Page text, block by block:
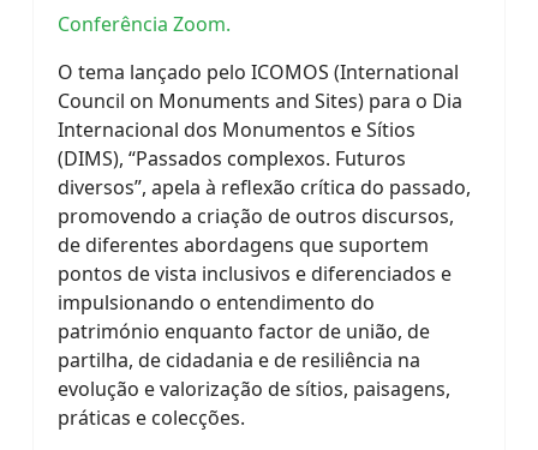
Conferência Zoom.
O tema lançado pelo ICOMOS (International
Council on Monuments and Sites) para o Dia
Internacional dos Monumentos e Sítios
(DIMS), “Passados complexos. Futuros
diversos”, apela à reflexão crítica do passado,
promovendo a criação de outros discursos,
de diferentes abordagens que suportem
pontos de vista inclusivos e diferenciados e
impulsionando o entendimento do
património enquanto factor de união, de
partilha, de cidadania e de resiliência na
evolução e valorização de sítios, paisagens,
práticas e colecções.